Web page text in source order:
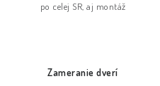
po celej SR, aj montáž
Zameranie dverí